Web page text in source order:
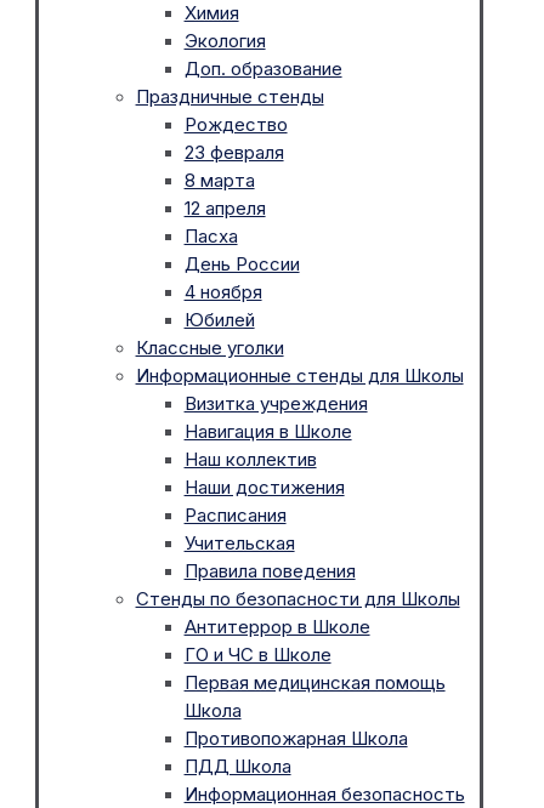
Химия
Экология
Доп. образование
Праздничные стенды
Рождество
23 февраля
8 марта
12 апреля
Пасха
День России
4 ноября
Юбилей
Классные уголки
Информационные стенды для Школы
Визитка учреждения
Навигация в Школе
Наш коллектив
Наши достижения
Расписания
Учительская
Правила поведения
Стенды по безопасности для Школы
Антитеррор в Школе
ГО и ЧС в Школе
Первая медицинская помощь
Школа
Противопожарная Школа
ПДД Школа
Информационная безопасность